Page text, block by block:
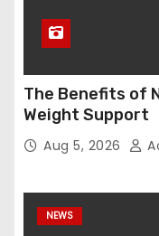
The Benefits of
Weight Support
Aug 5, 2026
NEWS